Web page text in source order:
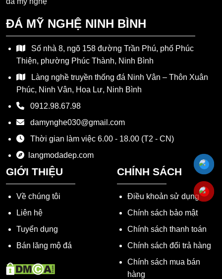
ĐÁ MỸ NGHỆ NINH BÌNH
Số nhà 8, ngõ 158 đường Trần Phú, phố Phúc
Thiện, phường Phúc Thành, Ninh Bình
Làng nghề truyền thống đá Ninh Vân – Thôn Xuân
Phúc, Ninh Vân, Hoa Lư, Ninh Bình
0912.98.67.98
damynghe030@gmail.com
Thời gian làm việc 6.00 - 18.00 (T2 - CN)
langmodadep.com
GIỚI THIỆU
Về chúng tôi
Liên hệ
Tuyển dụng
Bán lăng mộ đá
CHÍNH SÁCH
Điều khoản sử dụng
Chính sách bảo mật
Chính sách thanh toán
Chính sách đổi trả hàng
Chính sách mua bán
hàng